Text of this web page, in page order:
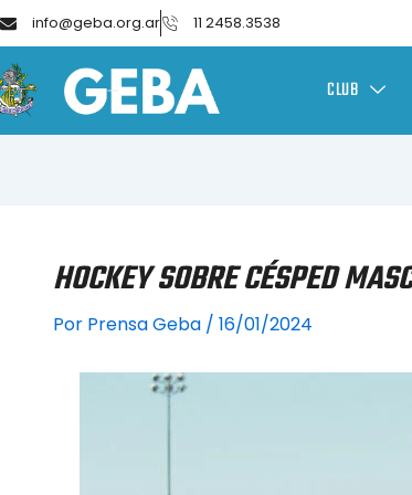
info@geba.org.ar 11 2458.3538
CLUB
HOCKEY SOBRE CÉSPED
Por Prensa Geba / 16/01/2024